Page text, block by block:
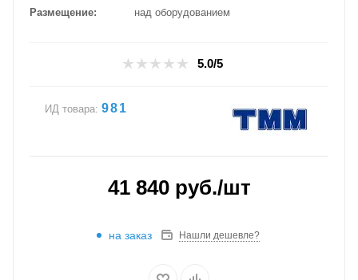
Размещение
над оборудованием
5.0/5
ИД товара: 981
41 840руб./шт
на заказ Нашли дешевле?